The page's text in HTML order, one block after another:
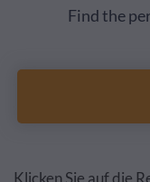
Find the
Klicken Sie auf die